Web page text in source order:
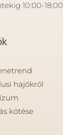
10:00-18:00
hajókról
kötése